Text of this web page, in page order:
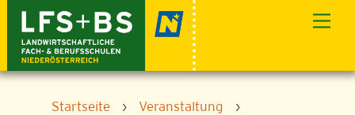
content
Startseite › Veranstaltung
›